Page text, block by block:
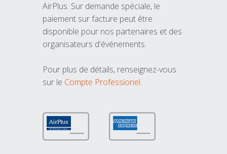
AirPlus. Sur demande spéciale, le
paiement sur facture peut être
disponible pour nos partenaires et des
organisateurs d'événements.
Pour plus de détails, renseignez-vous
sur le Compte Professionel.